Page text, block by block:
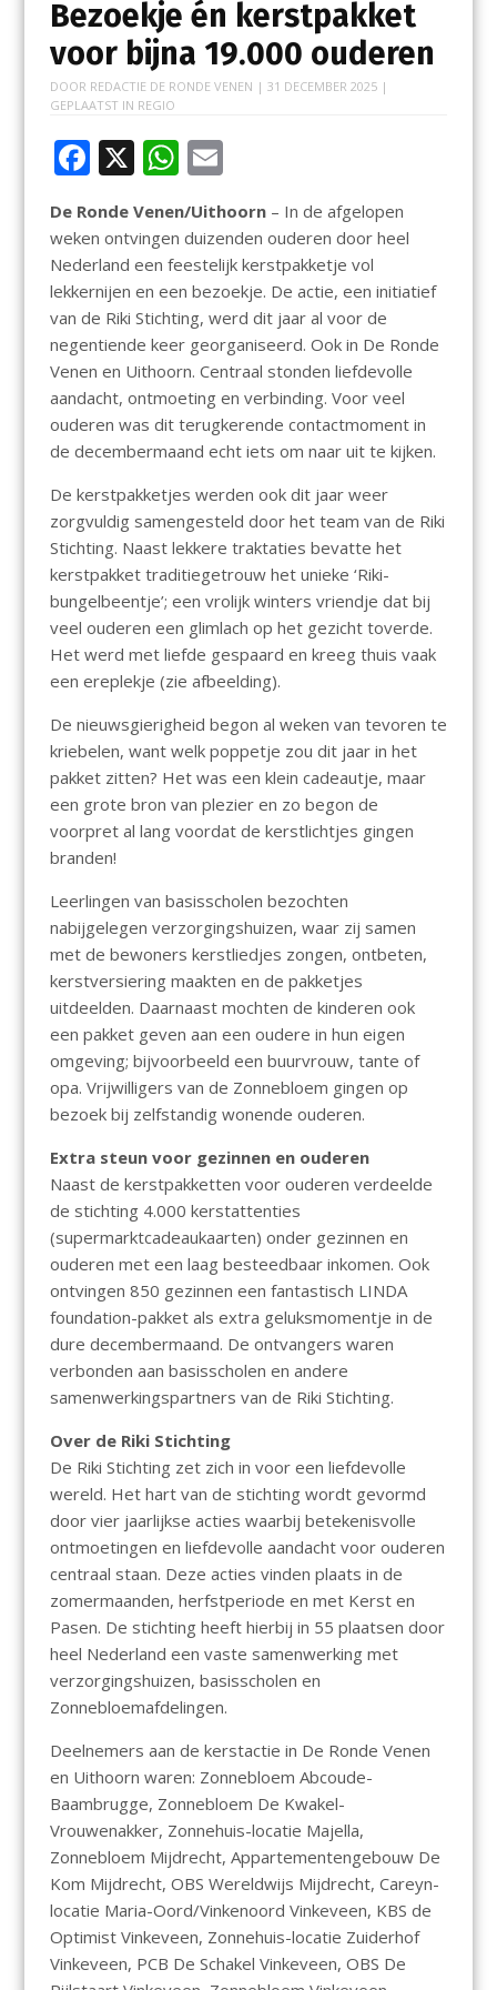
Bezoekje én kerstpakket
voor bijna 19.000 ouderen
DOOR REDACTIE DE RONDE VENEN | 31 DECEMBER 2025|
GEPLAATST IN REGIO
F
ac
e
b
o
o
k
X W
at
s
A
p
p
E
ai
l
De Ronde Venen/Uithoorn– In de afgelopen
weken ontvingen duizenden ouderen door heel
Nederland een feestelijk kerstpakketje vol
lekkernijen en een bezoekje. De actie, een initiatief
van de Riki Stichting, werd dit jaar al voor de
negentiende keer georganiseerd. Ook in De Ronde
Venen en Uithoorn. Centraal stonden liefdevolle
aandacht, ontmoeting en verbinding. Voor veel
ouderen was dit terugkerende contactmoment in
de decembermaand echt iets om naar uit te kijken.
De kerstpakketjes werden ook dit jaar weer
zorgvuldig samengesteld door het team van de Riki
Stichting. Naast lekkere traktaties bevatte het
kerstpakket traditiegetrouw het unieke ‘Riki-
bungelbeentje’; een vrolijk winters vriendje dat bij
veel ouderen een glimlach op het gezicht toverde.
Het werd met liefde gespaard en kreeg thuis vaak
een ereplekje (zie afbeelding).
De nieuwsgierigheid begon al weken van tevoren te
kriebelen, want welk poppetje zou dit jaar in het
pakket zitten? Het was een klein cadeautje, maar
een grote bron van plezier en zo begon de
voorpret al lang voordat de kerstlichtjes gingen
branden!
Leerlingen van basisscholen bezochten
nabijgelegen verzorgingshuizen, waar zij samen
met de bewoners kerstliedjes zongen, ontbeten,
kerstversiering maakten en de pakketjes
uitdeelden. Daarnaast mochten de kinderen ook
een pakket geven aan een oudere in hun eigen
omgeving; bijvoorbeeld een buurvrouw, tante of
opa. Vrijwilligers van de Zonnebloem gingen op
bezoek bij zelfstandig wonende ouderen.
Extra steun voor gezinnen en ouderen
Naast de kerstpakketten voor ouderen verdeelde
de stichting 4.000 kerstattenties
(supermarktcadeaukaarten) onder gezinnen en
ouderen met een laag besteedbaar inkomen. Ook
ontvingen 850 gezinnen een fantastisch LINDA
foundation-pakket als extra geluksmomentje in de
dure decembermaand. De ontvangers waren
verbonden aan basisscholen en andere
samenwerkingspartners van de Riki Stichting.
Over de Riki Stichting
De Riki Stichting zet zich in voor een liefdevolle
wereld. Het hart van de stichting wordt gevormd
door vier jaarlijkse acties waarbij betekenisvolle
ontmoetingen en liefdevolle aandacht voor ouderen
centraal staan. Deze acties vinden plaats in de
zomermaanden, herfstperiode en met Kerst en
Pasen. De stichting heeft hierbij in 55 plaatsen door
heel Nederland een vaste samenwerking met
verzorgingshuizen, basisscholen en
Zonnebloemafdelingen.
Deelnemers aan de kerstactie in De Ronde Venen
en Uithoorn waren: Zonnebloem Abcoude-
Baambrugge, Zonnebloem De Kwakel-
Vrouwenakker, Zonnehuis-locatie Majella,
Zonnebloem Mijdrecht, Appartementengebouw De
Kom Mijdrecht, OBS Wereldwijs Mijdrecht, Careyn-
locatie Maria-Oord/Vinkenoord Vinkeveen, KBS de
Optimist Vinkeveen, Zonnehuis-locatie Zuiderhof
Vinkeveen, PCB De Schakel Vinkeveen, OBS De